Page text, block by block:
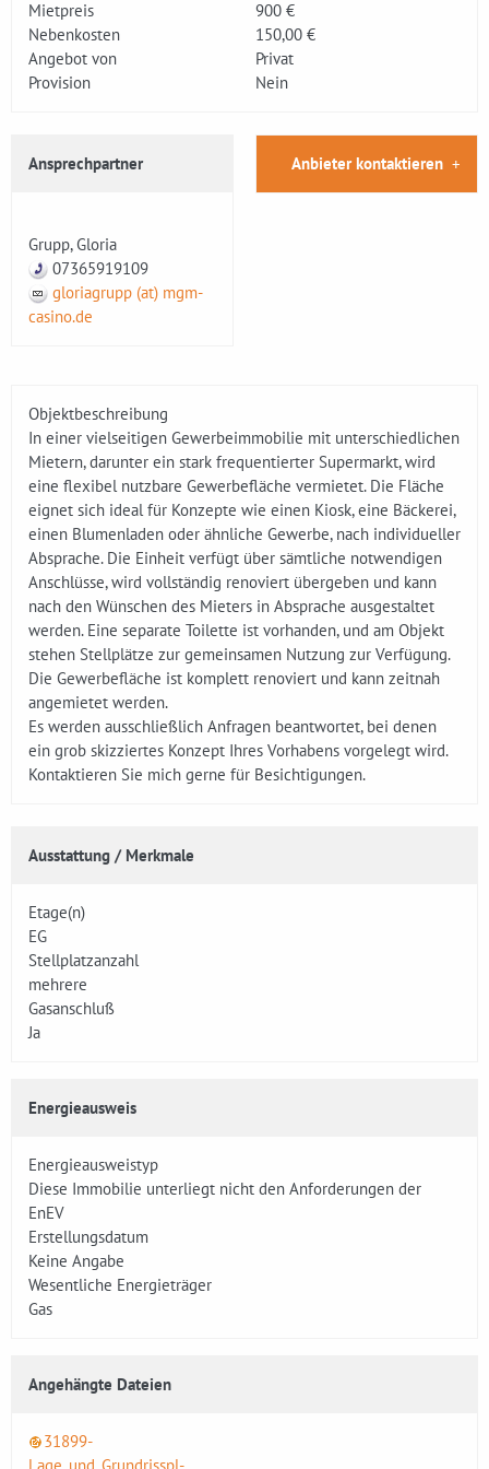
Mietpreis
900 €
Nebenkosten
150,00 €
Angebot von
Privat
Provision
Nein
Ansprechpartner
Grupp, Gloria
07365919109
gloriagrupp (at) mgm-
casino.de
Anbieter kontaktieren
Objektbeschreibung
In einer vielseitigen Gewerbeimmobilie mit unterschiedlichen
Mietern, darunter ein stark frequentierter Supermarkt, wird
eine flexibel nutzbare Gewerbefläche vermietet. Die Fläche
eignet sich ideal für Konzepte wie einen Kiosk, eine Bäckerei,
einen Blumenladen oder ähnliche Gewerbe, nach individueller
Absprache. Die Einheit verfügt über sämtliche notwendigen
Anschlüsse, wird vollständig renoviert übergeben und kann
nach den Wünschen des Mieters in Absprache ausgestaltet
werden. Eine separate Toilette ist vorhanden, und am Objekt
stehen Stellplätze zur gemeinsamen Nutzung zur Verfügung.
Die Gewerbefläche ist komplett renoviert und kann zeitnah
angemietet werden.
Es werden ausschließlich Anfragen beantwortet, bei denen
ein grob skizziertes Konzept Ihres Vorhabens vorgelegt wird.
Kontaktieren Sie mich gerne für Besichtigungen.
Ausstattung / Merkmale
Etage(n)
EG
Stellplatzanzahl
mehrere
Gasanschluß
Ja
Energieausweis
Energieausweistyp
Diese Immobilie unterliegt nicht den Anforderungen der
EnEV
Erstellungsdatum
Keine Angabe
Wesentliche Energieträger
Gas
Angehängte Dateien
31899-
Lage_und_Grundrisspl-